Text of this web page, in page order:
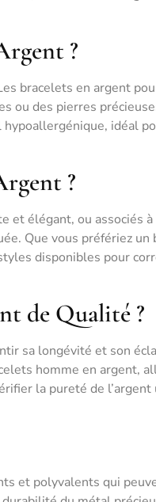
?
bracelets en argent
ou des pierres
idéal
?
élégant, ou associés à
Que vous préfériez un
disponibles pour
de Qualité ?
sa longévité et son
homme en argent,
la pureté de
et polyvalents qui